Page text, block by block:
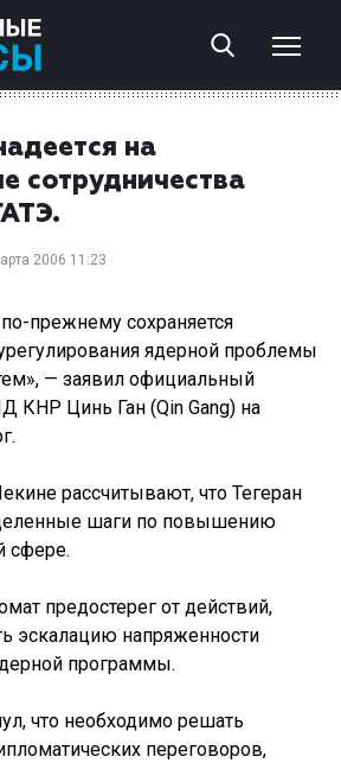
на
сотрудничества
2006 11:23
прежнему сохраняется
ядерной проблемы
— заявил официальный
КНР Цинь Ган (Qin Gang) на
рассчитывают, что Тегеран
шаги по повышению
сфере.
предостерег от действий,
эскалацию напряженности
программы.
что необходимо решать
переговоров,